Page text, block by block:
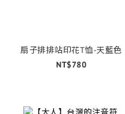
扇子排排站印花T恤-天藍色
NT$780